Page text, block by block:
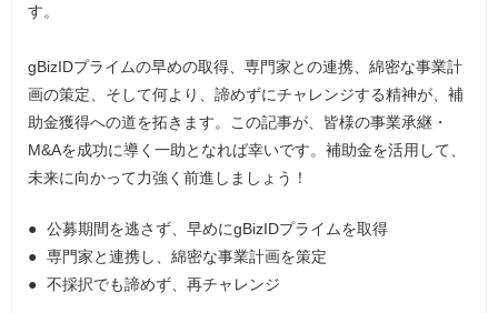
す。
gBizIDプライムの早めの取得、専門家との連携、綿密な事業計
画の策定、そして何より、諦めずにチャレンジする精神が、補
助金獲得への道を拓きます。この記事が、皆様の事業承継・
M&Aを成功に導く一助となれば幸いです。補助金を活用して、
未来に向かって力強く前進しましょう！
公募期間を逃さず、早めにgBizIDプライムを取得
専門家と連携し、綿密な事業計画を策定
不採択でも諦めず、再チャレンジ